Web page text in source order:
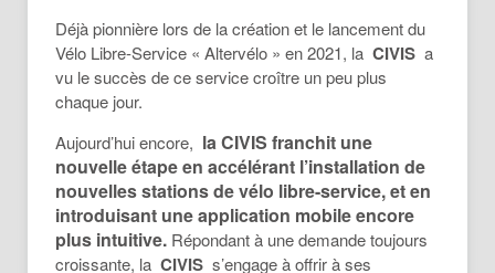
Déjà pionnière lors de la création et le lancement du
Vélo Libre-Service « Altervélo » en 2021, la CIVIS a
vu le succès de ce service croître un peu plus
chaque jour.
Aujourd’hui encore, la CIVIS franchit une
nouvelle étape en accélérant l’installation de
nouvelles stations de vélo libre-service, et en
introduisant une application mobile encore
plus intuitive. Répondant à une demande toujours
croissante, la CIVIS s’engage à offrir à ses